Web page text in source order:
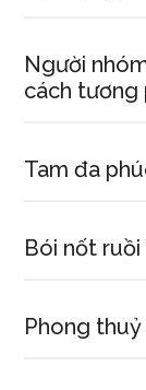
Người
cách tương
Tam đa
Bói nốt
Phong